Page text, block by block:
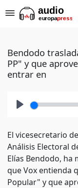
Bendodo
PP" y que
entrar en
El vicesecretario
Análisis Electoral
Elías Bendodo, ha
que Vox entienda
Popular" y que